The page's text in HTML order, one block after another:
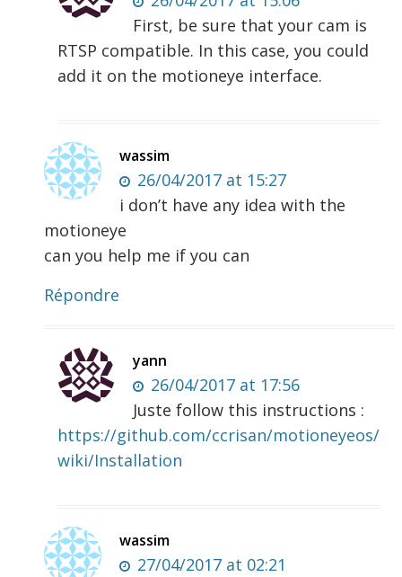
First, be sure that your cam is
RTSP compatible. In this case, you could
add it on the motioneye interface.
wassim
26/04/2017 at 15:27
i don’t have any idea with the
motioneye
can you help me if you can
Répondre
yann
26/04/2017 at 17:56
Juste follow this instructions :
https://github.com/ccrisan/motioneyeos/
wiki/Installation
wassim
27/04/2017 at 02:21